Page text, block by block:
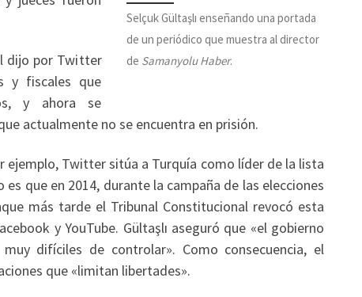
Selçuk Gültaşlı enseñando una portada
de un periódico que muestra al director
de Samanyolu Haber.
dijo por Twitter
y fiscales que
y ahora se
actualmente no se encuentra en prisión.
ejemplo, Twitter sitúa a Turquía como líder de la lista
que en 2014, durante la campaña de las elecciones
más tarde el Tribunal Constitucional revocó esta
y YouTube. Gültaşlı aseguró que «el gobierno
difíciles de controlar». Como consecuencia, el
que «limitan libertades».